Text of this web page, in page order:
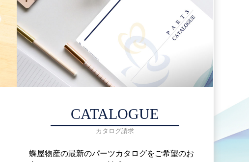
CATALOGUE
カタログ請求
蝶屋物産の最新のパーツカタログをご希望のお